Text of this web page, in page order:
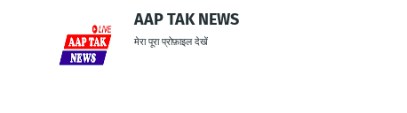
AAP TAK NEWS
मेरा पूरा प्रोफ़ाइल देखें